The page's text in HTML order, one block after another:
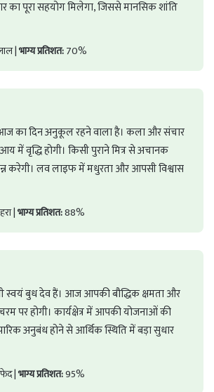
का पूरा सहयोग मिलेगा, जिससे मानसिक शांति
|भाग्य प्रतिशत:70%
का दिन अनुकूल रहने वाला है। कला और संचार
वृद्धि होगी। किसी पुराने मित्र से अचानक
करेगी। लव लाइफ में मधुरता और आपसी विश्वास
|भाग्य प्रतिशत:88%
स्वयं बुध देव हैं। आज आपकी बौद्धिक क्षमता और
पर होगी। कार्यक्षेत्र में आपकी योजनाओं की
अनुबंध होने से आर्थिक स्थिति में बड़ा सुधार
|भाग्य प्रतिशत:95%